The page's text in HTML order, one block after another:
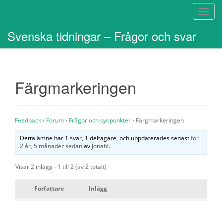
S
p
Svenska tidningar – Frågor och svar
Färgmarkeringen
Feedback› Forum› Frågor och synpunkter› Färgmarkeringen
Detta ämne har 1 svar, 1 deltagare, och uppdaterades senastför
2 år, 5 månader sedanav jonahl.
Visar 2 inlägg - 1 till 2 (av 2 totalt)
Författare Inlägg